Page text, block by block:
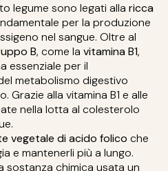
legume sono legati alla ricca
per la produzione
nel sangue. Oltre al
B, come la vitamina B1,
essenziale per il
metabolismo digestivo
alla vitamina B1 e alle
nella lotta al colesterolo
vegetale di acido folico che
e mantenerli più a lungo.
sostanza chimica usata un